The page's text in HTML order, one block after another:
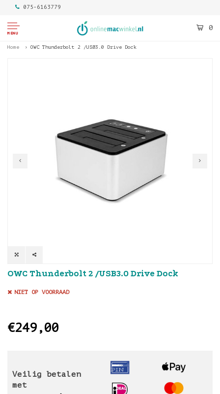
075-6163779
MENU
0
Home OWC Thunderbolt 2 /USB3.0 Drive Dock
OWC Thunderbolt 2 /USB3.0 Drive Dock
NIET OP VOORRAAD
€249,00
Veilig betalen
met